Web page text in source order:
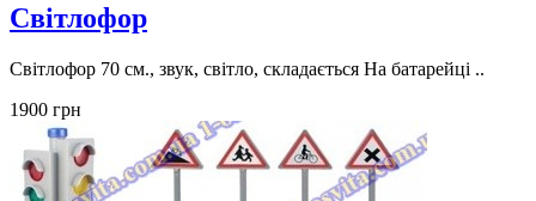
Світлофор
Світлофор 70 см., звук, світло, складається На батарейці ..
1900 грн